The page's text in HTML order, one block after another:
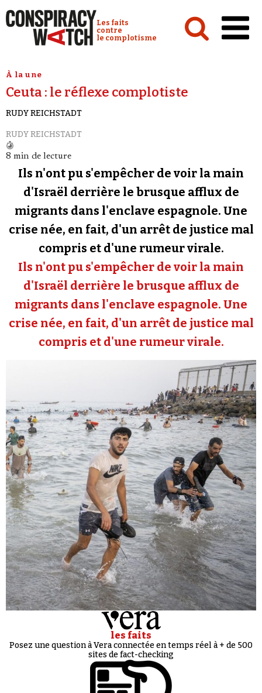
Conspiracy Watch :
Les faits
contre
le complotisme
Analyses
Conspipédia
Vidéos
Revues de presse
Newsletter
Faire un don
Demander à Vera
Se connecter
À la une
Ceuta : le réflexe complotiste
RUDY REICHSTADT
RUDY REICHSTADT
8 min de lecture
Ils n'ont pu s'empêcher de voir la main
d'Israël derrière le brusque afflux de
migrants dans l'enclave espagnole. Une
crise née, en fait, d'un arrêt de justice mal
compris et d'une rumeur virale.
Ils n'ont pu s'empêcher de voir la main
d'Israël derrière le brusque afflux de
migrants dans l'enclave espagnole. Une
crise née, en fait, d'un arrêt de justice mal
compris et d'une rumeur virale.
les faits
Posez une question à Vera connectée en temps réel à + de 500
sites de fact-checking